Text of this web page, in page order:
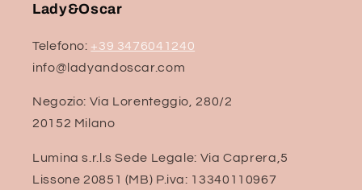
Lady&Oscar
Telefono: +39 3476041240
info@ladyandoscar.com
Negozio: Via Lorenteggio, 280/2
20152 Milano
Lumina s.r.l.s Sede Legale: Via Caprera,5
Lissone 20851 (MB) P.iva: 13340110967